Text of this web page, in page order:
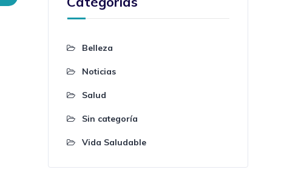
Belleza
Noticias
Salud
Sin categoría
Vida Saludable